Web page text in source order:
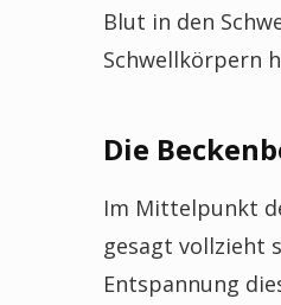
Blut in den
Schwellkörpern
Die
Im Mittelpunkt
gesagt vollzieht
Entspannung